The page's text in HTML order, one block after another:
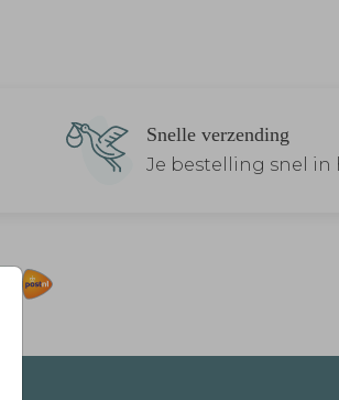
Snelle verzending
Je bestelling snel in